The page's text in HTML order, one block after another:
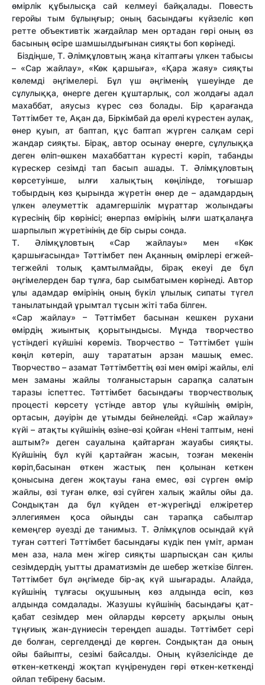
өмірлік құбылысқа сай келмеуі байқалады. Повесть
геройы тым бұлыңғыр; оның басындағы күйзеліс көп
ретте объективтік жағдайлар мен ортадан гөрі оның өз
басының өсіре шамшылдығынан сияқты боп көрінеді.
Біздіңше, Т. Әлімқұловтың жаңа кітаптағы үлкен табысы
– «Сар жайлау», «Көк қаршыға», «Қара жаяу» сияқты
көлемді әңгімелері. Бұл үш әңгіменің үшеуінде де
сұлулыққа, өнерге деген құштарлық, сол жолдағы адал
махаббат, аяусыз күрес сөз болады. Бір қарағанда
Тәттімбет те, Ақан да, Біркімбай да өрелі күрестен аулақ,
өнер қуып, ат баптап, құс баптап жүрген салқам сері
жандар сияқты. Бірақ, автор осынау өнерге, сұлулыққа
деген өліп-өшкен махаббаттан күресті кәріп, табанды
күрескер сезімді тап басып ашады. Т. Әлімқұловтың
көрсетуінше, ылғи халықтың көңілінде, тоғышар
тобырдың көз қырында жүретін өнер де – адамдардың
үлкен әлеуметтік адамгершілік мұраттар жолындағы
күресінің бір көрінісі; өнерпаз өмірінің ылғи шатқалаңға
шарпылып жүретінінің де бір сыры сонда.
Т. Әлімқұловтың «Сар жайлауы» мен «Көк
қаршығасында» Тәттімбет пен Ақанның өмірлері егжей-
тегжейлі толық қамтылмайды, бірақ екеуі де бұл
әңгімелерден бар тұлға, бар сымбатымен көрінеді. Автор
ұлы адамдар өмірінің оның бүкіл ұлылық сипаты түгел
танылатындай ұрымтал тұсын жіті таба білген.
«Сар жайлау» – Тәттімбет басынан кешкен рухани
өмірдің жиынтық қорытындысы. Мұнда творчество
үстіндегі күйшіні көреміз. Творчество – Тәттімбет үшін
көңіл көтеріп, ашу тарататын арзан машық емес.
Творчество – азамат Тәттімбеттің өзі мен өмірі жайлы, елі
мен заманы жайлы толғаныстарын сарапқа салатын
таразы іспеттес. Тәттімбет басындағы творчестволық
процесті көрсету үстінде автор ұлы күйшінің өмірін,
ортасын, дәуірін де ұтымды бейнелейді. «Сар жайлау»
күйі – атақты күйшінің өзіне-өзі қойған «Нені таптым, нені
аштым?» деген сауалына қайтарған жауабы сияқты.
Күйшінің бұл күйі қартайған жасын, тозған мекенін
көріп,басынан өткен жастық пен қолынан кеткен
қонысына деген жоқтауы ғана емес, өзі сүрген өмір
жайлы, өзі туған өлке, өзі сүйген халық жайлы ойы да.
Сондықтан да бұл күйден ет-жүрегіңді елжіретер
эллегиямен қоса ойыңды сан тарапқа сабылтар
кемеңгер әуезді де танимыз. Т. Әлімқұлов осындай күй
туған сәттегі Тәттімбет басындағы күдік пен үміт, арман
мен аза, нала мен жігер сияқты шарпысқан сан қилы
сезімдердің уытты драматизмін де шебер жеткізе білген.
Тәттімбет бұл әңгімеде бір-ақ күй шығарады. Алайда,
күйшінің тұлғасы оқушының көз алдында өсіп, көз
алдында сомдалады. Жазушы күйшінің басындағы қат-
қабат сезімдер мен ойларды көрсету арқылы оның
тұңғиық жан-дүниесін тереңдеп ашады. Тәттімбет сері
де болған, сергелдеңді де көрген. Сондықтан да оның
ойы байыпты, сезімі байсалды. Оның күйзелісінде де
өткен-кеткенді жоқтап күңіренуден гөрі өткен-кеткенді
ойлап тебірену басым.